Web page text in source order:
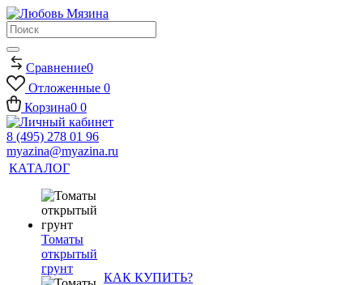
Сравнение0
Отложенные 0
Корзина0 0
8 (495) 278 01 96
myazina@myazina.ru
КАТАЛОГ
Томаты
открытый
грунт
КАК КУПИТЬ?